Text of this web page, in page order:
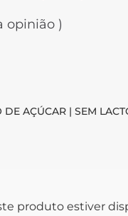
opinião )
AÇÚCAR | SEM
produto estiver